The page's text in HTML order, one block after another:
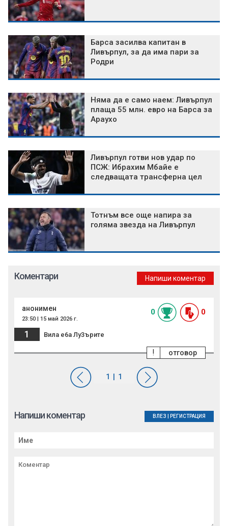
Барса засилва капитан в
Ливърпул, за да има пари за
Родри
Няма да е само наем: Ливърпул
плаща 55 млн. евро на Барса за
Араухо
Ливърпул готви нов удар по
ПСЖ: Ибрахим Мбайе е
следващата трансферна цел
Тотнъм все още напира за
голяма звезда на Ливърпул
Коментари Напиши коментар
анонимен
23:50 | 15 май 2026 г.
0 0
1 Вила е6а Лу3ърите
отговор
!
Напиши коментар ВЛЕЗ РЕГИСТРАЦИЯ